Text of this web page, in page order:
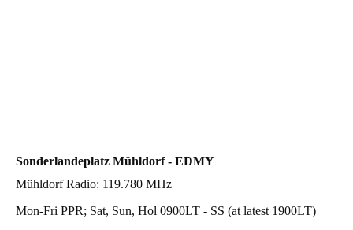
Sonderlandeplatz Mühldorf - EDMY
Mühldorf Radio: 119.780 MHz
Mon-Fri PPR; Sat, Sun, Hol 0900LT - SS (at latest 1900LT)